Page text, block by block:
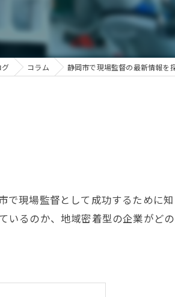
直行直帰
グ コラム 静岡市で現場監督の最新情報を
現場監督として成功するために
るのか、地域密着型の企業がど